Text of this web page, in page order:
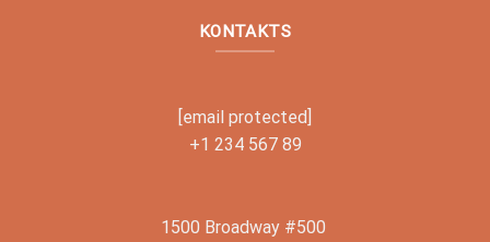
KONTAKTS
[email protected]
+1 234 567 89
1500 Broadway #500